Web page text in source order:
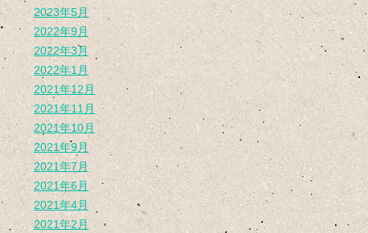
2023年5月
2022年9月
2022年3月
2022年1月
2021年12月
2021年11月
2021年10月
2021年9月
2021年7月
2021年6月
2021年4月
2021年2月